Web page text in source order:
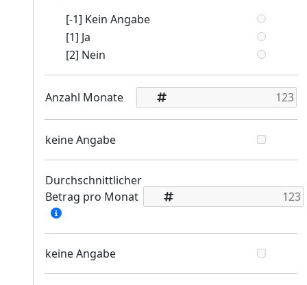
[-1] Kein Angabe
[1] Ja
[2] Nein
Anzahl Monate
keine Angabe
Durchschnittlicher
Betrag pro Monat
keine Angabe